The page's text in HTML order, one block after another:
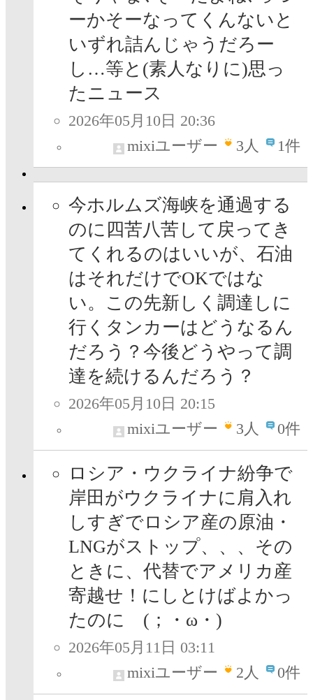
ーかそーなってくんないと
いずれ詰んじゃうだろー
し…等と(素人なりに)思っ
たニュース
2026年05月10日 20:36
mixiユーザー
3人 1件
今ホルムズ海峡を通過する
のに四苦八苦して戻ってき
てくれるのはいいが、石油
はそれだけでOKではな
い。この先新しく調達しに
行くタンカーはどうなるん
だろう？今後どうやって調
達を続けるんだろう？
2026年05月10日 20:15
mixiユーザー
3人 0件
ロシア・ウクライナ紛争で
岸田がウクライナに肩入れ
しすぎでロシア産の原油・
LNGがストップ、、、その
ときに、代替でアメリカ産
寄越せ！にしとけばよかっ
たのに (；・ω・)
2026年05月11日 03:11
mixiユーザー
2人 0件